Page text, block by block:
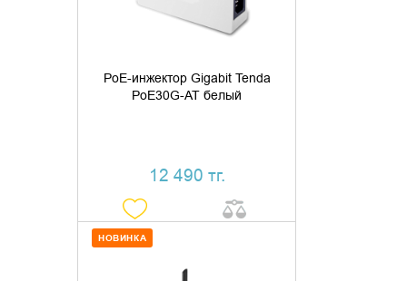
PoE-инжектор Gigabit Tenda
PoE30G-AT белый
12 490 тг.
НОВИНКА
ДОБАВИТЬ В КОРЗИНУ